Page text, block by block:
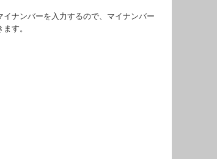
ナンバーを入力するので、マイナンバー
す。